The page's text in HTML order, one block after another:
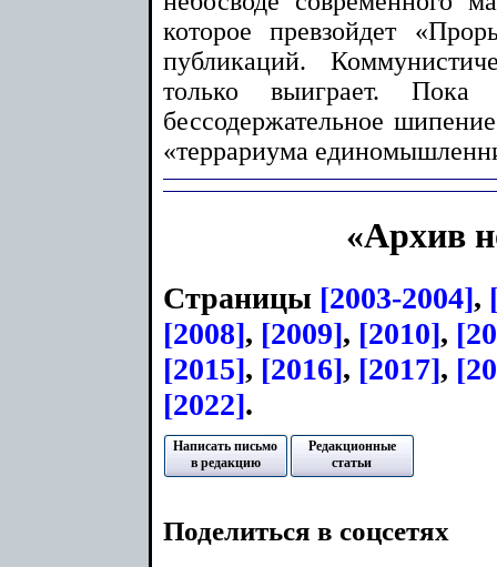
которое превзойдет
публикаций.
только выиграет.
бессодержательное
«террариума
«Архив
Страницы [2003-2004],
[2008], [2009], [2010],
[2015], [2016], [2017],
[2022].
Написать письмо
в редакцию
Редакционные
статьи
Поделиться в соцсетях